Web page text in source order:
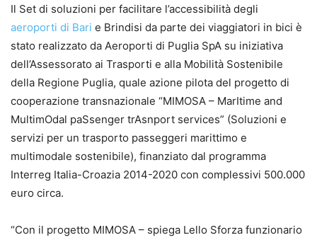
Il Set di soluzioni per facilitare l’accessibilità degli
aeroporti di Bari e Brindisi da parte dei viaggiatori in bici è
stato realizzato da Aeroporti di Puglia SpA su iniziativa
dell’Assessorato ai Trasporti e alla Mobilità Sostenibile
della Regione Puglia, quale azione pilota del progetto di
cooperazione transnazionale “MIMOSA – MarItime and
MultimOdal paSsenger trAsnport services” (Soluzioni e
servizi per un trasporto passeggeri marittimo e
multimodale sostenibile), finanziato dal programma
Interreg Italia-Croazia 2014-2020 con complessivi 500.000
euro circa.
“Con il progetto MIMOSA – spiega Lello Sforza funzionario